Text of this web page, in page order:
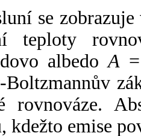
se
teploty
albedoA
Boltzmannův
rovnováze.
kdežto emise